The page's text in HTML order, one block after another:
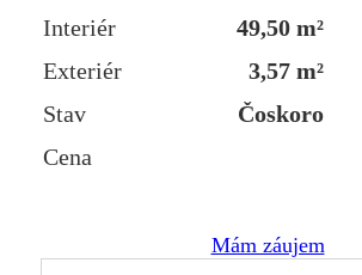
Interiér
49,50 m²
Exteriér
3,57 m²
Stav
Čoskoro
Cena
Mám záujem